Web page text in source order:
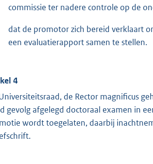
commissie ter nadere controle op de
dat de promotor zich bereid verklaart
een evaluatierapport samen te stellen.
4
de Rector magnificus
gevolg afgelegd doctoraal examen in
wordt toegelaten, daarbij